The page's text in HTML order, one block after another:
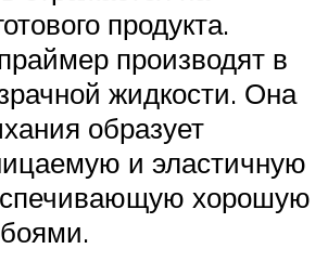
продукта.
производят в
жидкости. Она
образует
и эластичную
хорошую